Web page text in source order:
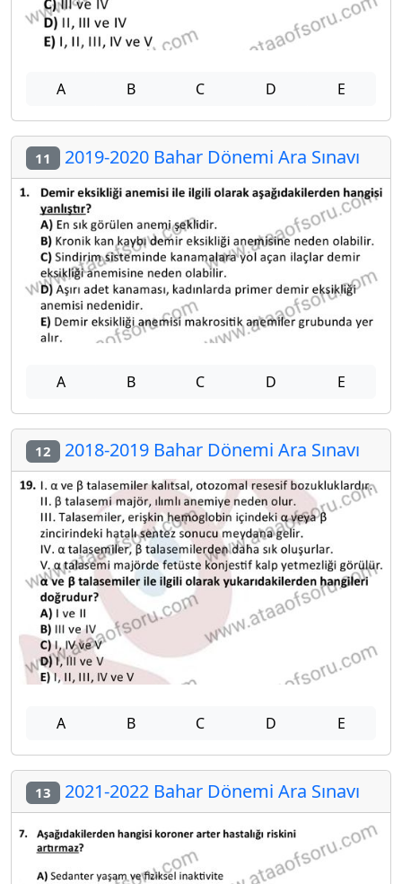
A B C D E
11 2019-2020 Bahar Dönemi Ara Sınavı
A B C D E
12 2018-2019 Bahar Dönemi Ara Sınavı
A B C D E
13 2021-2022 Bahar Dönemi Ara Sınavı